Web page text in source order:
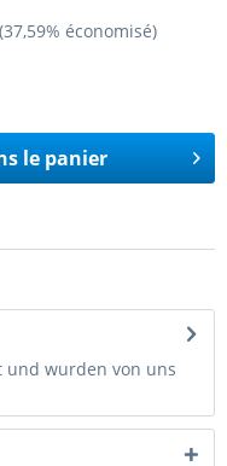
(37,59% économisé)
le panier
und wurden von uns